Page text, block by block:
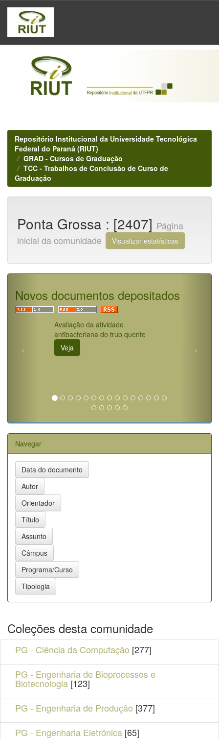
Skip
navigation
Repositório Institucional da Universidade Tecnológica
Federal do Paraná (RIUT)
GRAD - Cursos de Graduação
TCC - Trabalhos de Conclusão de Curso de
Graduação
Ponta Grossa : [2407] Página
inicial da comunidade
Visualizar estatísticas
Novos documentos depositados
Avaliação da atividade
antibacteriana do trub quente
Veja
Navegar
Coleções desta comunidade
PG - Ciência da Computação [277]
PG - Engenharia de Bioprocessos e
Biotecnologia [123]
PG - Engenharia de Produção [377]
PG - Engenharia Eletrônica [65]